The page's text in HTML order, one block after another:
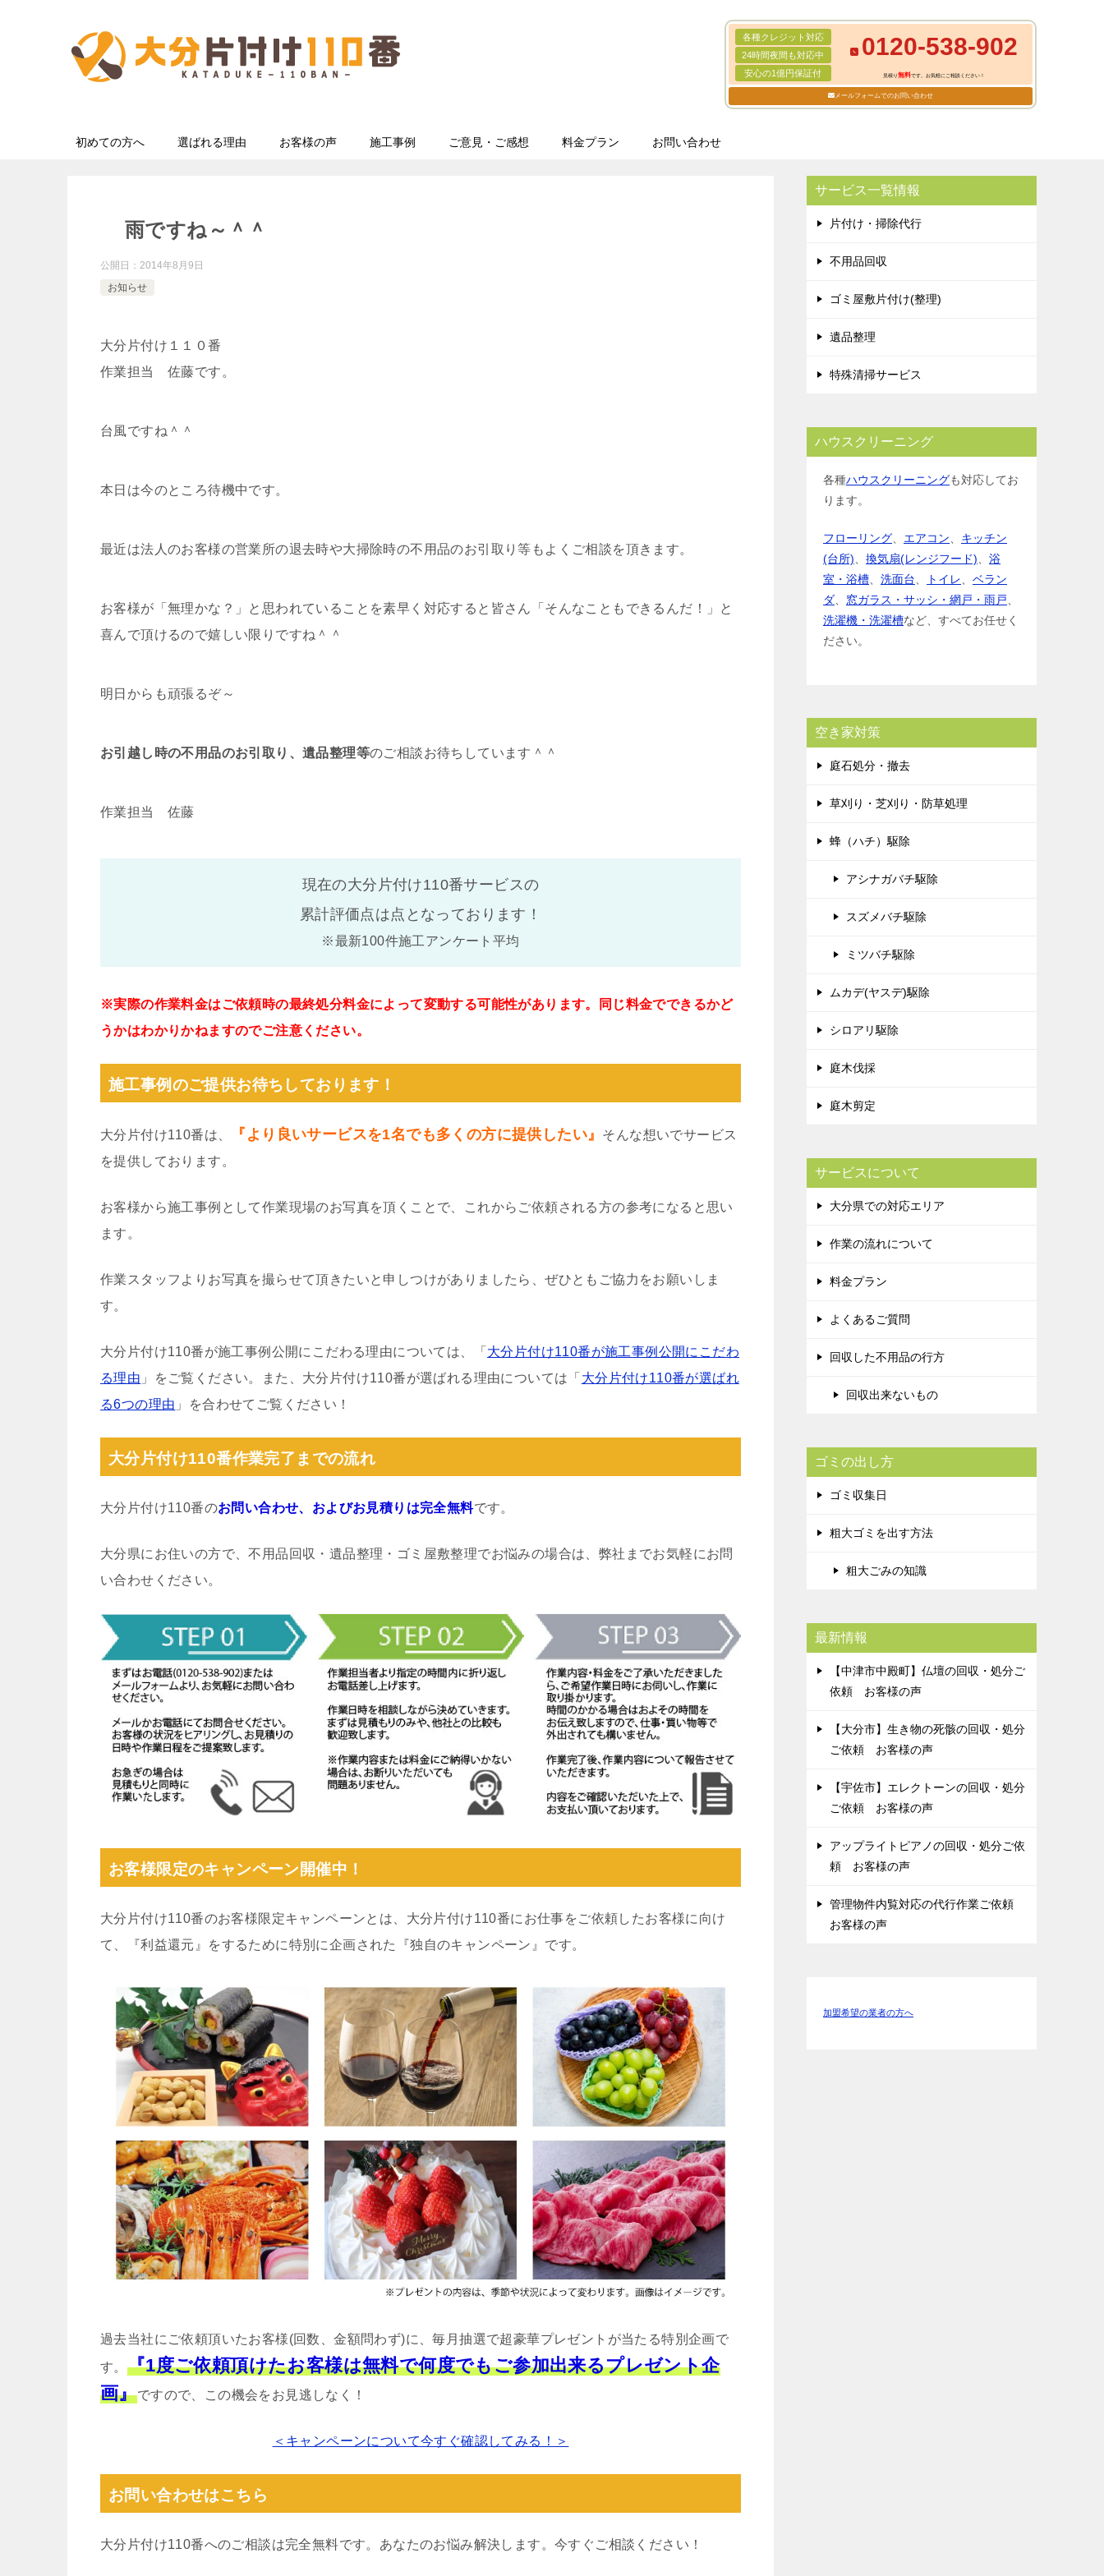
各種クレジット対応
24時間夜間も対応中
安心の1億円保証付
0120-538-902
見積り無料です。お気軽にご相談ください！
メールフォームでのお問い合わせ
初めての方へ 選ばれる理由 お客様の声 施工事例 ご意見・ご感想 料金プラン お問い合わせ
雨ですね～＾＾
公開日： 2014年8月9日
お知らせ
大分片付け１１０番
作業担当 佐藤です。
台風ですね＾＾
本日は今のところ待機中です。
最近は法人のお客様の営業所の退去時や大掃除時の不用品のお引取り等もよくご相談を頂きます。
お客様が「無理かな？」と思われていることを素早く対応すると皆さん「そんなこともできるんだ！」と
喜んで頂けるので嬉しい限りですね＾＾
明日からも頑張るぞ～
お引越し時の不用品のお引取り、遺品整理等のご相談お待ちしています＾＾
作業担当 佐藤
現在の大分片付け110番サービスの
累計評価点は点となっております！
※最新100件施工アンケート平均
※実際の作業料金はご依頼時の最終処分料金によって変動する可能性があります。同じ料金でできるかど
うかはわかりかねますのでご注意ください。
施工事例のご提供お待ちしております！
大分片付け110番は、 『より良いサービスを1名でも多くの方に提供したい』
そんな想いでサービス
を提供しております。
お客様から施工事例として作業現場のお写真を頂くことで、これからご依頼される方の参考になると思い
ます。
作業スタッフよりお写真を撮らせて頂きたいと申しつけがありましたら、ぜひともご協力をお願いしま
す。
大分片付け110番が施工事例公開にこだわる理由については、「 大分片付け110番が施工事例公開にこだわ
る理由 」をご覧ください。また、大分片付け110番が選ばれる理由については「 大分片付け110番が選ばれ
る6つの理由 」を合わせてご覧ください！
大分片付け110番作業完了までの流れ
大分片付け110番のお問い合わせ、およびお見積りは完全無料です。
大分県にお住いの方で、不用品回収・遺品整理・ゴミ屋敷整理でお悩みの場合は、弊社までお気軽にお問
い合わせください。
お客様限定のキャンペーン開催中！
大分片付け110番のお客様限定キャンペーンとは、大分片付け110番にお仕事をご依頼したお客様に向け
て、『利益還元』をするために特別に企画された『独自のキャンペーン』です。
過去当社にご依頼頂いたお客様(回数、金額問わず)に、毎月抽選で超豪華プレゼントが当たる特別企画で
す。 『1度ご依頼頂けたお客様は無料で何度でもご参加出来るプレゼント企
画』ですので、この機会をお見逃しなく！
＜キャンペーンについて今すぐ確認してみる！＞
お問い合わせはこちら
大分片付け110番へのご相談は完全無料です。あなたのお悩み解決します。今すぐご相談ください！
サービス一覧情報
片付け・掃除代行
不用品回収
ゴミ屋敷片付け(整理)
遺品整理
特殊清掃サービス
ハウスクリーニング
各種ハウスクリーニングも対応してお
ります。
フローリング エアコン
キッチン
(台所)
換気扇(レンジフード)
浴
室・浴槽
洗面台 トイレ
ベラン
ダ
窓ガラス・サッシ・網戸・雨戸
洗濯機・洗濯槽など、すべてお任せく
ださい。
空き家対策
庭石処分・撤去
草刈り・芝刈り・防草処理
蜂（ハチ）駆除
アシナガバチ駆除
スズメバチ駆除
ミツバチ駆除
ムカデ(ヤスデ)駆除
シロアリ駆除
庭木伐採
庭木剪定
サービスについて
大分県での対応エリア
作業の流れについて
料金プラン
よくあるご質問
回収した不用品の行方
回収出来ないもの
ゴミの出し方
ゴミ収集日
粗大ゴミを出す方法
粗大ごみの知識
最新情報
【中津市中殿町】仏壇の回収・処分ご
依頼 お客様の声
【大分市】生き物の死骸の回収・処分
ご依頼 お客様の声
【宇佐市】エレクトーンの回収・処分
ご依頼 お客様の声
アップライトピアノの回収・処分ご依
頼 お客様の声
管理物件内覧対応の代行作業ご依頼
お客様の声
加盟希望の業者の方へ